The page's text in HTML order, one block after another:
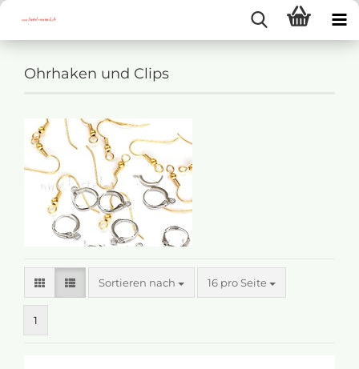
Ohrhaken und Clips
Sortieren nach 16 pro Seite
1